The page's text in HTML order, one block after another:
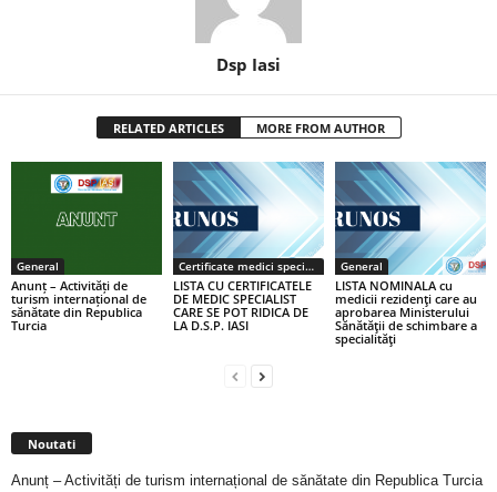
Dsp Iasi
RELATED ARTICLES MORE FROM AUTHOR
General
Anunț – Activități de
turism internațional de
sănătate din Republica
Turcia
Certificate medici specialiști / primari
LISTA CU CERTIFICATELE
DE MEDIC SPECIALIST
CARE SE POT RIDICA DE
LA D.S.P. IASI
General
LISTA NOMINALA cu
medicii rezidenţi care au
aprobarea Ministerului
Sănătăţii de schimbare a
specialităţi
Noutati
Anunț – Activități de turism internațional de sănătate din Republica Turcia